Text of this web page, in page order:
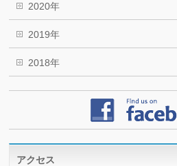
2020年
2019年
2018年
アクセス